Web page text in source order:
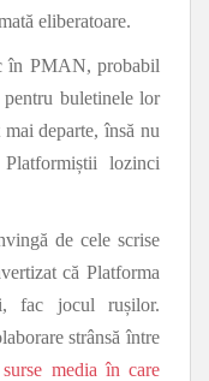
eliberatoare.
în PMAN, probabil
buletinele lor
departe, însă nu
lozinci
de cele scrise
că Platforma
fac jocul rușilor.
strânsă între
media în care